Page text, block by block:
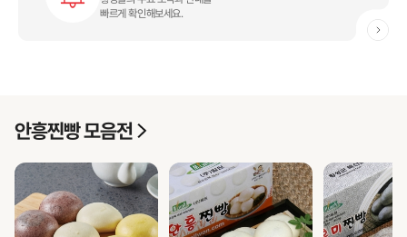
빠르게 확인해보세요.
안흥찐빵 모락모락 마을
찐빵 보러 가기
안흥찐빵 모음전